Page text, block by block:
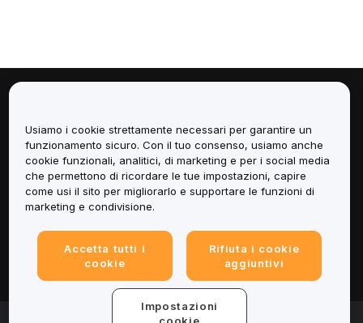
Servizi
Assistenza
Informazioni legali
© 2025-2026 Bybit.eu. All rights reserved.
Usiamo i cookie strettamente necessari per garantire un
funzionamento sicuro. Con il tuo consenso, usiamo anche
cookie funzionali, analitici, di marketing e per i social media
che permettono di ricordare le tue impostazioni, capire
come usi il sito per migliorarlo e supportare le funzioni di
marketing e condivisione.
Accetta tutti i
cookie
Rifiuta i cookie
aggiuntivi
Impostazioni
cookie